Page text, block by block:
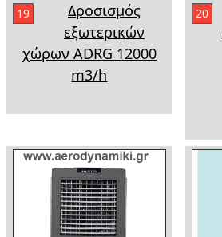
19
Δροσισμός
εξωτερικών
χώρων ADRG 12000
m3/h
20